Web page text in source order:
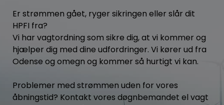
Er strømmen gået, ryger sikringen eller slår dit
HPFI fra?
Vi har vagtordning som sikre dig, at vi kommer og
hjælper dig med dine udfordringer. Vi kører ud fra
Odense og omegn og kommer så hurtigt vi kan.
Problemer med strømmen uden for vores
åbningstid? Kontakt vores døgnbemandet el vagt